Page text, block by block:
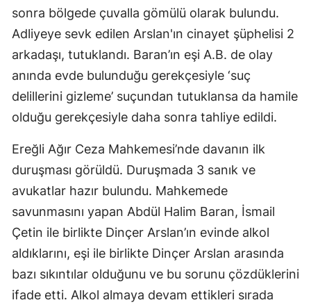
Kars
Kastamonu
Kırklareli
Kırşehir
Kocaeli
Kütahya
Malatya
Manisa
sonra bölgede çuvalla gömülü olarak bulundu.
Adliyeye sevk edilen Arslan'ın cinayet şüphelisi 2
arkadaşı, tutuklandı. Baran’ın eşi A.B. de olay
anında evde bulunduğu gerekçesiyle ‘suç
delillerini gizleme’ suçundan tutuklansa da hamile
olduğu gerekçesiyle daha sonra tahliye edildi.
Ereğli Ağır Ceza Mahkemesi’nde davanın ilk
duruşması görüldü. Duruşmada 3 sanık ve
avukatlar hazır bulundu. Mahkemede
savunmasını yapan Abdül Halim Baran, İsmail
Çetin ile birlikte Dinçer Arslan’ın evinde alkol
aldıklarını, eşi ile birlikte Dinçer Arslan arasında
bazı sıkıntılar olduğunu ve bu sorunu çözdüklerini
ifade etti. Alkol almaya devam ettikleri sırada